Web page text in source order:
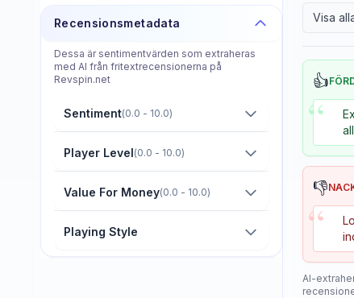
Double Fish
Eastfield
Friendship/729
Gambler
Gewo
Recensionsmetadata
Dessa är sentimentvärden som extraheras
med AI från fritextrecensionerna på
Revspin.net
Sentiment(0.0 - 10.0)
Player Level(0.0 - 10.0)
Value For Money(0.0 - 10.0)
Playing Style
Visa
👍
“
👎
“
AI-